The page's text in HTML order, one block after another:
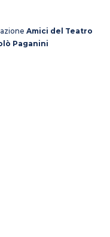
Amici del Teatro
Paganini